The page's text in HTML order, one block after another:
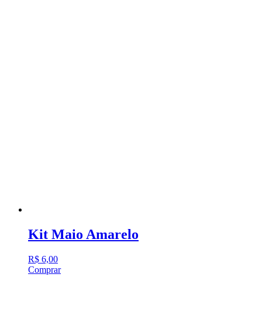
Kit Maio Amarelo
R$ 6,00
Comprar